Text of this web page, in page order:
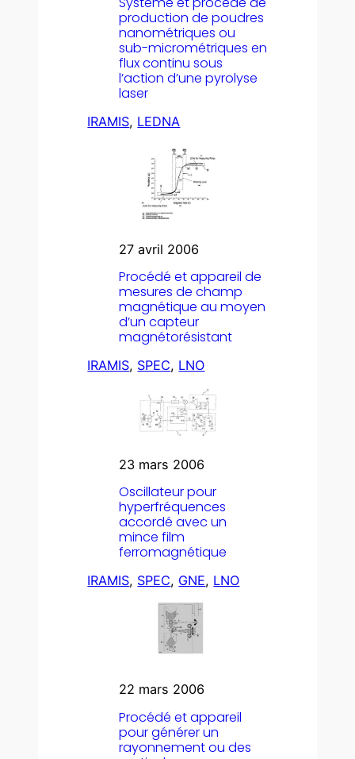
production de poudres
nanométriques ou
sub-micrométriques en
flux continu sous
l’action d’une pyrolyse
laser
IRAMIS, LEDNA
27 avril 2006
Procédé et appareil de
mesures de champ
magnétique au moyen
d’un capteur
magnétorésistant
IRAMIS, SPEC, LNO
23 mars 2006
Oscillateur pour
hyperfréquences
accordé avec un
mince film
ferromagnétique
IRAMIS, SPEC, GNE, LNO
22 mars 2006
Procédé et appareil
pour générer un
rayonnement ou des